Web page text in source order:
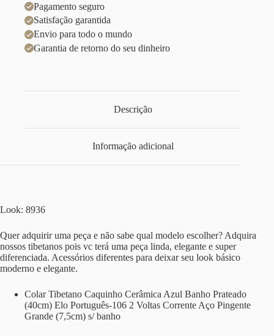
Pagamento seguro
Satisfação garantida
Envio para todo o mundo
Garantia de retorno do seu dinheiro
Descrição
Informação adicional
Look: 8936
Quer adquirir uma peça e não sabe qual modelo escolher? Adquira
nossos tibetanos pois vc terá uma peça linda, elegante e super
diferenciada. Acessórios diferentes para deixar seu look básico
moderno e elegante.
Colar Tibetano Caquinho Cerâmica Azul Banho Prateado
(40cm) Elo Português-106 2 Voltas Corrente Aço Pingente
Grande (7,5cm) s/ banho